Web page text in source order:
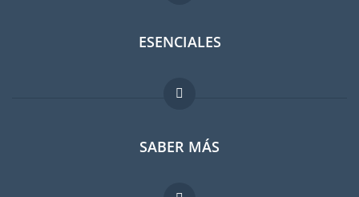
ESENCIALES
Foro para expatriados
Guia para expatriados
SABER MÁS